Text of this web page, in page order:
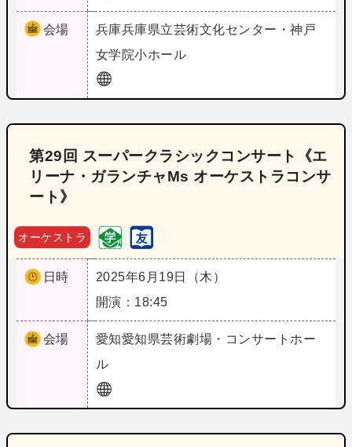
会場 兵庫兵庫県立芸術文化センター・神戸
女学院小ホール
第29回 スーパークラシックコンサート《エ
リーナ・ガランチャMs オーケストラコンサ
ート》
オーケストラ
日時
2025年6月19日（木）
開演：18:45
会場 愛知愛知県芸術劇場・コンサートホー
ル